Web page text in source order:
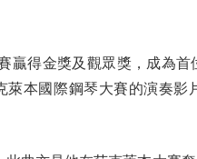
得金獎及觀眾獎，成為首
本國際鋼琴大賽的演奏影